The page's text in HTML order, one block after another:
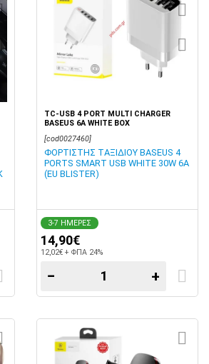
TC-USB 4 PORT MULTI CHARGER
BASEUS 6A WHITE BOX
[cod0027460]
ΦΟΡΤΙΣΤΗΣ ΤΑΞΙΔΙΟΥ BASEUS 4
PORTS SMART USB WHITE 30W 6A
(EU BLISTER)
3-7 ΗΜΕΡΕΣ
14,90€
12,02€ + ΦΠΑ 24%
− +